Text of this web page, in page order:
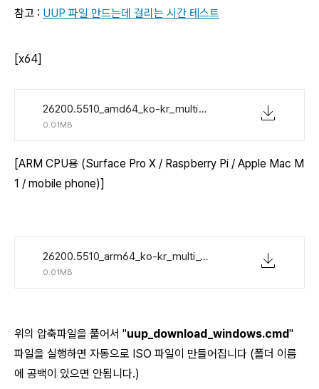
참고 : UUP 파일 만드는데 걸리는 시간 테스트
[x64]
26200.5510_amd64_ko-kr_multi_b8bb9d42_convert_virtual.zip
0.01MB
[ARM CPU용 (Surface Pro X / Raspberry Pi / Apple Mac M
1 / mobile phone)]
26200.5510_arm64_ko-kr_multi_337db12c_convert_virtual.zip
0.01MB
위의 압축파일을 풀어서 "uup_download_windows.cmd"
파일을 실행하면 자동으로 ISO 파일이 만들어집니다 (폴더 이름
에 공백이 있으면 안됩니다.)